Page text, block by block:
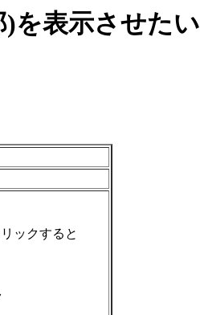
を表示させたい
ックすると